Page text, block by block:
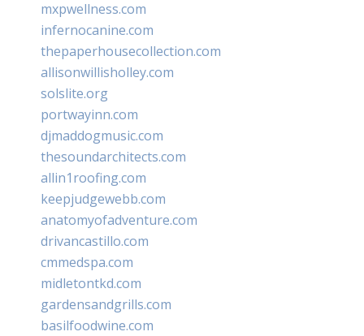
mxpwellness.com
infernocanine.com
thepaperhousecollection.com
allisonwillisholley.com
solslite.org
portwayinn.com
djmaddogmusic.com
thesoundarchitects.com
allin1roofing.com
keepjudgewebb.com
anatomyofadventure.com
drivancastillo.com
cmmedspa.com
midletontkd.com
gardensandgrills.com
basilfoodwine.com